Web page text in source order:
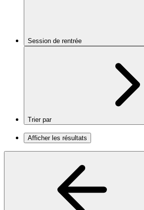
Session de rentrée
Trier par
Afficher les résultats